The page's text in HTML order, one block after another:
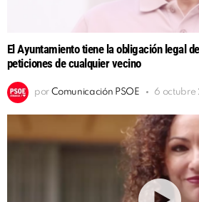
El Ayuntamiento tiene la obligación legal
peticiones de cualquier vecino
por Comunicación PSOE 6 octubre